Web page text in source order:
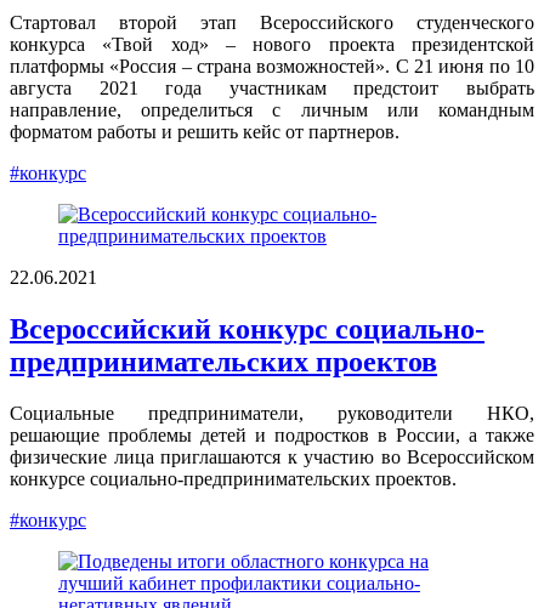
Стартовал второй этап Всероссийского студенческого
конкурса «Твой ход» – нового проекта президентской
платформы «Россия – страна возможностей». С 21 июня по 10
августа 2021 года участникам предстоит выбрать
направление, определиться с личным или командным
форматом работы и решить кейс от партнеров.
#конкурс
22.06.2021
Всероссийский конкурс социально-
предпринимательских проектов
Социальные предприниматели, руководители НКО,
решающие проблемы детей и подростков в России, а также
физические лица приглашаются к участию во Всероссийском
конкурсе социально-предпринимательских проектов.
#конкурс